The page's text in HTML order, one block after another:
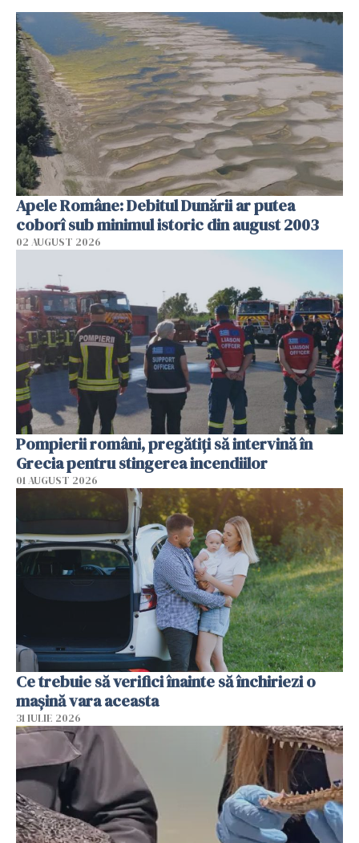
Apele Române: Debitul Dunării ar putea
coborî sub minimul istoric din august 2003
02 AUGUST 2026
Pompierii români, pregătiţi să intervină în
Grecia pentru stingerea incendiilor
01 AUGUST 2026
Ce trebuie să verifici înainte să închiriezi o
mașină vara aceasta
31 IULIE 2026